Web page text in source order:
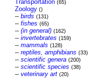
Transportation (65)
Zoology ()
-- birds (131)
-- fishes (65)
-- (in general) (162)
-- invertebrates (159)
-- mammals (128)
-- reptiles, amphibians (33)
-- scientific genera (200)
-- scientific species (38)
-- veterinary art (20)